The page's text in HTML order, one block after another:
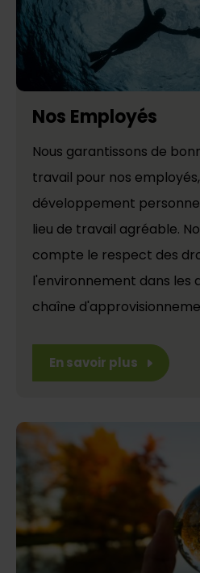
Nos Employés
Nous garantissons de
travail pour nos
développement
lieu de travail agréable.
compte le respect des
l'environnement dans les
chaîne
En savoir plus